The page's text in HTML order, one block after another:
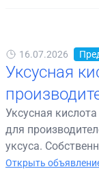
16.07.2026
Уксусная
Уксусная
для
уксуса.
Открыть